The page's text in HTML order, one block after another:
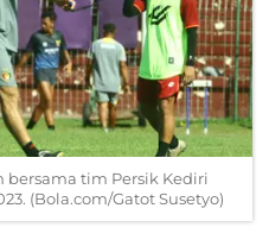
bersama tim Persik Kediri
(Bola.com/Gatot Susetyo)